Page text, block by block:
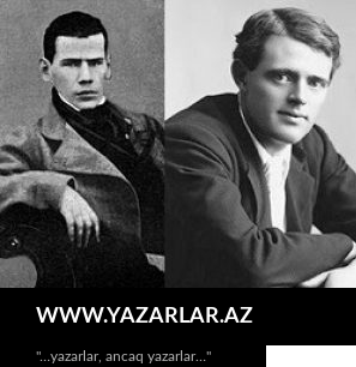
WWW.YAZARLAR.AZ
"…yazarlar, ancaq yazarlar…"